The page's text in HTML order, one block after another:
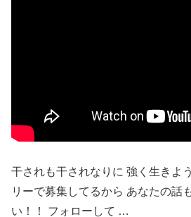
干されも干されなりに 強く生きよ
リーで募集してるから あなたの話
い！！ フォローして …